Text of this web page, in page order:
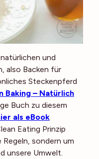
und
also Backen für
Steckenpferd
Baking – Natürlich
Buch zu diesem
als eBook
Eating Prinzip
Regeln, sondern um
unsere Umwelt.